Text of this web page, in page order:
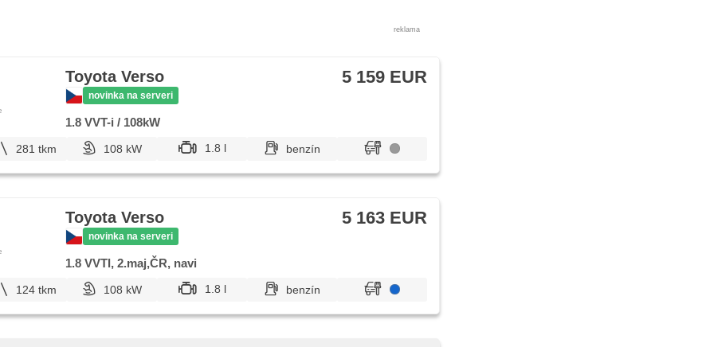
reklama
Toyota Verso
novinka na serveri
5 159 EUR
1.8 VVT-i / 108kW
281 tkm 108 kW 1.8 l benzín
Toyota Verso
novinka na serveri
5 163 EUR
1.8 VVTI, 2.maj,ČR, navi
124 tkm 108 kW 1.8 l benzín